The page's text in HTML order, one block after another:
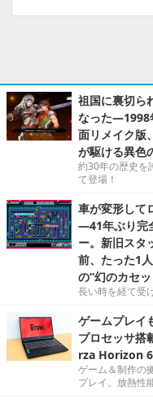
祖国に裏切ら
なった―1998
面リメイク版
が駆ける異色
約30年の歴史を
て登場！
車が変形して
―41年ぶり完
ー。新旧スタ
前、たった1
の“幻のカセ
長い時を経て受
ゲームプレイ
プロセッサ搭
rza Horizon 6
ゲーム＆制作の
プレイ。放熱性